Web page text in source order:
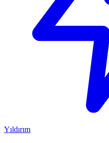
Yıldırım